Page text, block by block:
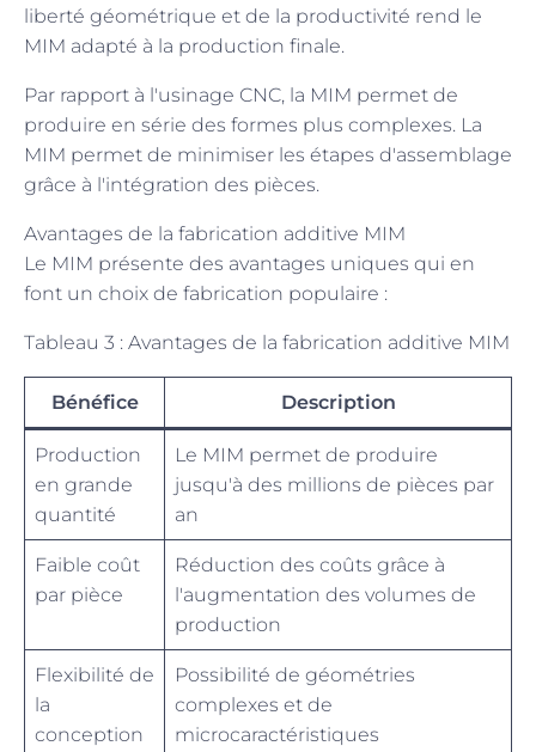
liberté géométrique et de la productivité rend le
MIM adapté à la production finale.
Par rapport à l'usinage CNC, la MIM permet de
produire en série des formes plus complexes. La
MIM permet de minimiser les étapes d'assemblage
grâce à l'intégration des pièces.
Avantages de la fabrication additive MIM
Le MIM présente des avantages uniques qui en
font un choix de fabrication populaire :
Tableau 3 : Avantages de la fabrication additive MIM
Bénéfice Description
Production
en grande
quantité
Le MIM permet de produire
jusqu'à des millions de pièces par
an
Faible coût
par pièce
Réduction des coûts grâce à
l'augmentation des volumes de
production
Flexibilité de
la
conception
Possibilité de géométries
complexes et de
microcaractéristiques